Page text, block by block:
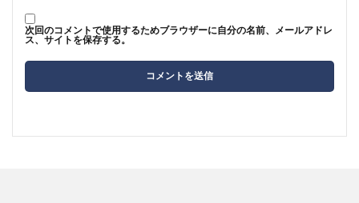
次回のコメントで使用するためブラウザーに自分の名前、メールアドレ
ス、サイトを保存する。